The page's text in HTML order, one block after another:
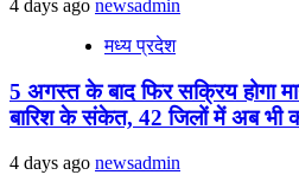
4 days ago newsadmin
मध्य प्रदेश
5 अगस्त के बाद फिर सक्रिय होगा
बारिश के संकेत, 42 जिलों में अब भी
4 days ago newsadmin